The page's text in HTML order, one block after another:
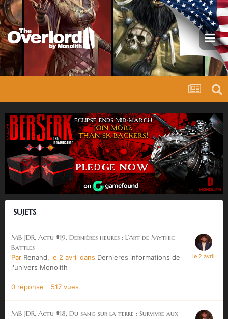
SUJETS
MB JDR, Actu #19, Dernières heures : L’Art de Mythic
Battles
Par Renand, le 2 avril dans Dernieres informations de
l'univers Monolith
0 réponse 517 vues
MB JDR, Actu #18, Du sang sur la terre : Survivre aux